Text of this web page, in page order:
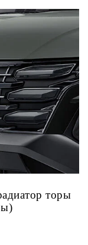
торы